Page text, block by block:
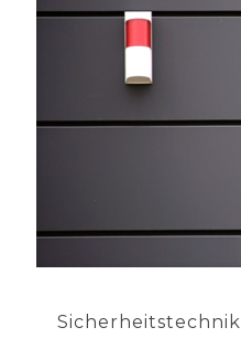
Sicherheitstechnik